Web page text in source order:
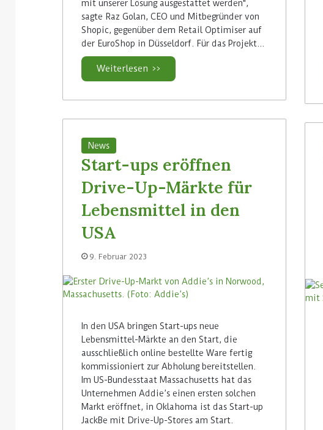
mit unserer Lösung ausgestattet werden",
sagte Raz Golan, CEO und Mitbegründer von
Shopic, gegenüber dem Retail Optimiser auf
der EuroShop in Düsseldorf. Für das Projekt…
Weiterlesen >>
News
Start-ups eröffnen
Drive-Up-Märkte für
Lebensmittel in den
USA
9. Februar 2023
In den USA bringen Start-ups neue
Lebensmittel-Märkte an den Start, die
ausschließlich online bestellte Ware fertig
kommissioniert zur Abholung bereitstellen.
Im US-Bundesstaat Massachusetts hat das
Unternehmen Addie’s einen ersten solchen
Markt eröffnet, in Oklahoma ist das Start-up
JackBe mit Drive-Up-Stores am Start.